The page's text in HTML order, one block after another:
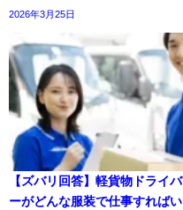
2026年3月25日
【ズバリ回答】軽貨物ドライバ
ーがどんな服装で仕事すればい